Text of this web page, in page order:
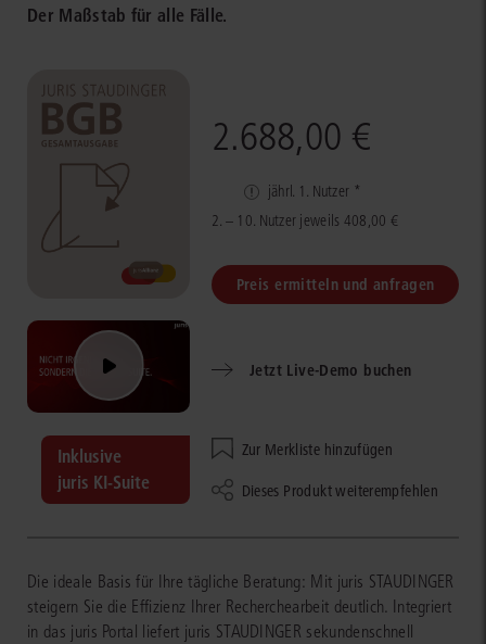
Der Maßstab für alle Fälle.
Inklusive
juris KI-Suite
Die ideale Basis für Ihre tägliche Beratung: Mit juris STAUDINGER
steigern Sie die Effizienz Ihrer Recherchearbeit deutlich. Integriert
in das juris Portal liefert juris STAUDINGER sekundenschnell
2.688,00 €
jährl. 1. Nutzer *
2. – 10. Nutzer jeweils 408,00 €
Preis ermitteln und anfragen
Zur Merkliste hinzufügen
Dieses Produkt weiterempfehlen
Jetzt Live-Demo buchen